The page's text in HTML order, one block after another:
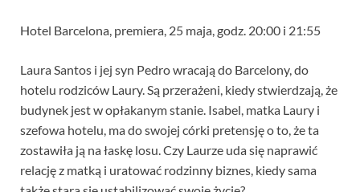
Hotel Barcelona, premiera, 25 maja, godz. 20:00 i 21:55
Laura Santos i jej syn Pedro wracają do Barcelony, do
hotelu rodziców Laury. Są przerażeni, kiedy stwierdzają, że
budynek jest w opłakanym stanie. Isabel, matka Laury i
szefowa hotelu, ma do swojej córki pretensję o to, że ta
zostawiła ją na łaskę losu. Czy Laurze uda się naprawić
relację z matką i uratować rodzinny biznes, kiedy sama